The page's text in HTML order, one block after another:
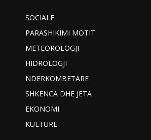
SOCIALE
PARASHIKIMI MOTIT
METEOROLOGJI
HIDROLOGJI
NDERKOMBETARE
SHKENCA DHE JETA
EKONOMI
KULTURE